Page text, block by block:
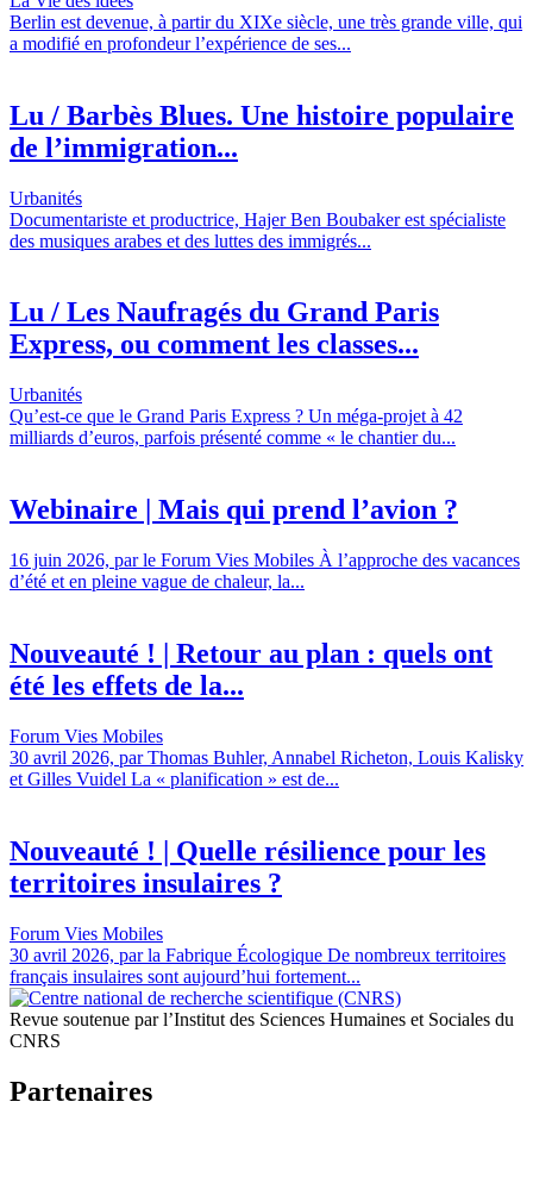
Berlin est devenue, à partir du XIXe siècle, une très grande ville, qui
a modifié en profondeur l’expérience de ses...
Lu / Barbès Blues. Une histoire populaire
de l’immigration...
Urbanités
Documentariste et productrice, Hajer Ben Boubaker est spécialiste
des musiques arabes et des luttes des immigrés...
Lu / Les Naufragés du Grand Paris
Express, ou comment les classes...
Urbanités
Qu’est-ce que le Grand Paris Express ? Un méga-projet à 42
milliards d’euros, parfois présenté comme « le chantier du...
Webinaire | Mais qui prend l’avion ?
16 juin 2026, par le Forum Vies Mobiles À l’approche des vacances
d’été et en pleine vague de chaleur, la...
Nouveauté ! | Retour au plan : quels ont
été les effets de la...
Forum Vies Mobiles
30 avril 2026, par Thomas Buhler, Annabel Richeton, Louis Kalisky
et Gilles Vuidel La « planification » est de...
Nouveauté ! | Quelle résilience pour les
territoires insulaires ?
Forum Vies Mobiles
30 avril 2026, par la Fabrique Écologique De nombreux territoires
français insulaires sont aujourd’hui fortement...
Revue soutenue par l’Institut des Sciences Humaines et Sociales du
CNRS
Partenaires